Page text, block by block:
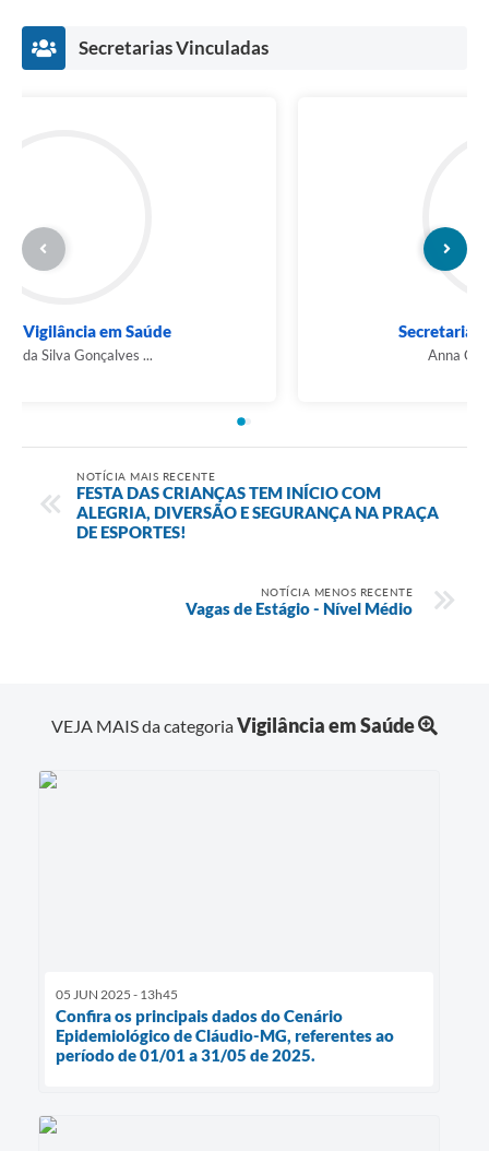
Secretarias Vinculadas
Setor de Vigilância em Saúde
NOTÍCIA MAIS RECENTE
FESTA DAS CRIANÇAS TEM INÍCIO COM
ALEGRIA, DIVERSÃO E SEGURANÇA NA PRAÇA
DE ESPORTES!
NOTÍCIA MENOS RECENTE
Vagas de Estágio - Nível Médio
VEJA MAIS da categoriaVigilância em Saúde
05 JUN 2025 - 13h45
Confira os principais dados do Cenário
Epidemiológico de Cláudio-MG, referentes ao
período de 01/01 a 31/05 de 2025.